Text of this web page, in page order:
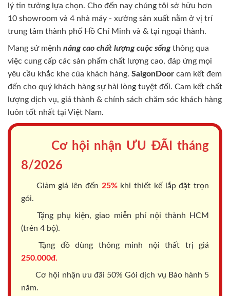
lý tin tưởng lựa chọn. Cho đến nay chúng tôi sở hữu hơn
10 showroom và 4 nhà máy - xưởng sản xuất nằm ở vị trí
trung tâm thành phố Hồ Chí Minh và & tại ngoại thành.
Mang sứ mệnh nâng cao chất lượng cuộc sốngthông qua
việc cung cấp các sản phẩm chất lượng cao, đáp ứng mọi
yêu cầu khắc khe của khách hàng. SaigonDoor cam kết đem
đến cho quý khách hàng sự hài lòng tuyệt đối. Cam kết chất
lượng dịch vụ, giá thành & chính sách chăm sóc khách hàng
luôn tốt nhất tại Việt Nam.
Cơ hội nhận ƯU ĐÃI tháng
8/2026
Giảm giá lên đến 25%khi thiết kế lắp đặt trọn
gói.
Tặng phụ kiện, giao miễn phí nội thành HCM
(trên 4 bộ).
Tặng đồ dùng thông minh nội thất trị giá
250.000đ.
Cơ hội nhận ưu đãi 50% Gói dịch vụ Bảo hành 5
năm.